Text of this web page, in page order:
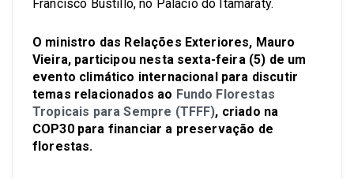
O ministro das Relações Exteriores, Mauro
Vieira, participou nesta sexta-feira (5) de um
evento climático internacional para discutir
temas relacionados ao Fundo Florestas
Tropicais para Sempre (TFFF), criado na
COP30 para financiar a preservação de
florestas.